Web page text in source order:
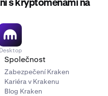
s kryptoměnami na
Desktop
Společnost
Zabezpečení Kraken
Kariéra v Krakenu
Blog Kraken